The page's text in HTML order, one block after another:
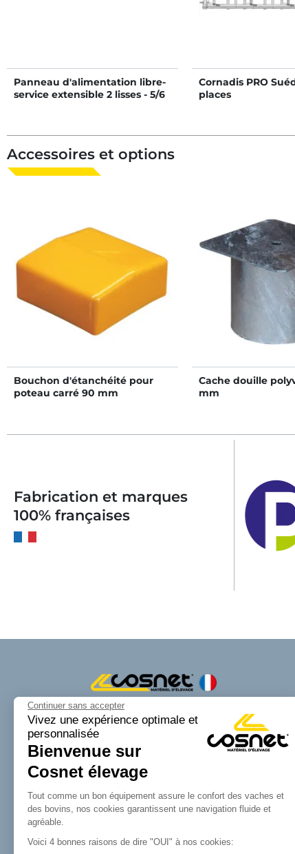
Continuer sans accepter
Vivez une expérience optimale et
personnalisée
Bienvenue sur
Cosnet élevage
Tout comme un bon équipement assure le confort des vaches et
des bovins, nos cookies garantissent une navigation fluide et
agréable.
Voici 4 bonnes raisons de dire "OUI" à nos cookies:
Panneau d'alimentation libre-
service extensible 2 lisses - 5/6
Cornadis PRO
places
Accessoires et options
Bouchon d'étanchéité pour
poteau carré 90 mm
Cache douille
mm
Fabrication et marques
100% françaises
Cosnet matériel d’élevage est une marque
de la SAS Cosnet. Spécialisée dans la
conception et la fabrication d’équipements
tubulaires pour les bâtiments d’élevage.
Reconnue pour son savoir-faire dans la
fabrication de râteliers de prairie de
barrières, de cornadis et de logettes.
Avec Cosnet, vous faîtes le choix d’un
innovant et de qualité. Vous trouverez tout